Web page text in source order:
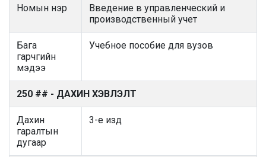
Номын нэр
Введение в управленческий и
производственный учет
Бага
гарчгийн
мэдээ
Учебное пособие для вузов
250 ## - ДАХИН ХЭВЛЭЛТ
Дахин
гаралтын
дугаар
3-е изд